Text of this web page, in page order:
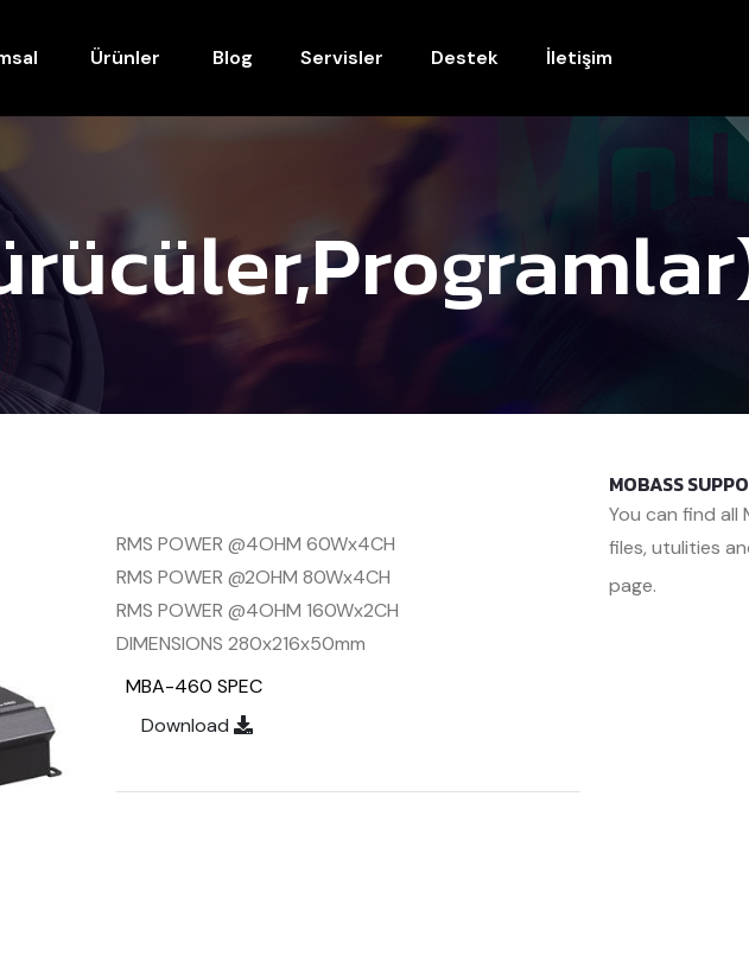
Ürünler Blog Servisler Destek İletişim
RMS POWER @4OHM 60Wx4CH
RMS POWER @2OHM 80Wx4CH
RMS POWER @4OHM 160Wx2CH
DIMENSIONS 280x216x50mm
MBA-460 SPEC
Download
MOBASS
You can find all
files, utulities
page.